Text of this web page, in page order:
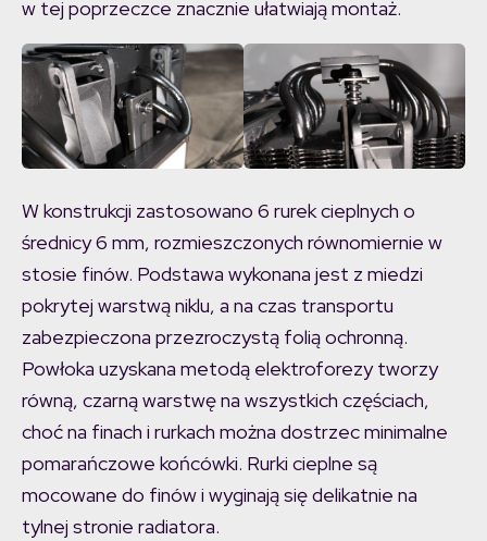
w tej poprzeczce znacznie ułatwiają montaż.
W konstrukcji zastosowano 6 rurek cieplnych o
średnicy 6 mm, rozmieszczonych równomiernie w
stosie finów. Podstawa wykonana jest z miedzi
pokrytej warstwą niklu, a na czas transportu
zabezpieczona przezroczystą folią ochronną.
Powłoka uzyskana metodą elektroforezy tworzy
równą, czarną warstwę na wszystkich częściach,
choć na finach i rurkach można dostrzec minimalne
pomarańczowe końcówki. Rurki cieplne są
mocowane do finów i wyginają się delikatnie na
tylnej stronie radiatora.